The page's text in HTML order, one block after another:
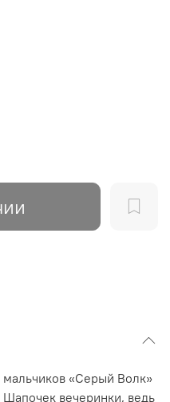
«Серый Волк»
вечеринки, ведь